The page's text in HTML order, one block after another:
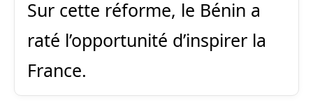
Sur cette réforme, le Bénin a
raté l’opportunité d’inspirer la
France.